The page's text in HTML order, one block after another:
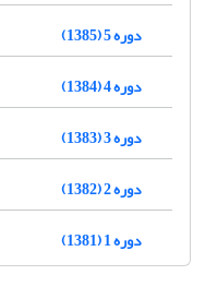
دوره 5 (1385)
دوره 4 (1384)
دوره 3 (1383)
دوره 2 (1382)
دوره 1 (1381)